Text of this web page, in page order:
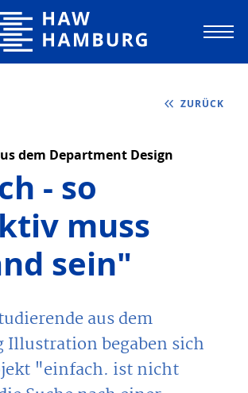
für Angewandte
ZURÜCK
dem Department Design
- so
muss
sein"
aus dem
Illustration begaben sich
"einfach. ist nicht